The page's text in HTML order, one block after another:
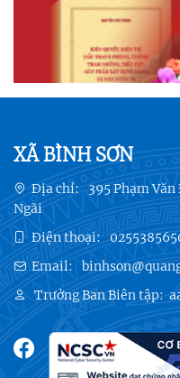
XÃ BÌNH SƠN
Địa chỉ: 395 Phạm
Ngãi
Điện thoại:
Email:
Trưởng Ban Biên tập: